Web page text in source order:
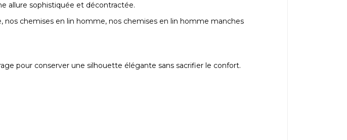
allure sophistiquée et décontractée.
, nos chemises en lin homme, nos chemises en lin homme manches
pour conserver une silhouette élégante sans sacrifier le confort.